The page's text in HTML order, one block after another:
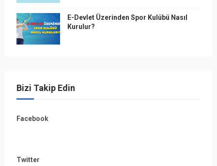
E-Devlet Üzerinden Spor Kulübü Nasıl
Kurulur?
Bizi Takip Edin
Facebook
Twitter